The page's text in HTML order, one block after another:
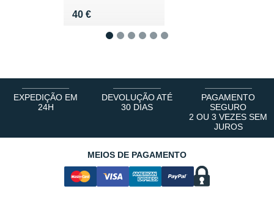
40 €
Vendu 40 €
EXPEDIÇÃO EM
24H
DEVOLUÇÃO ATÉ
30 DIAS
PAGAMENTO
SEGURO
2 OU 3 VEZES SEM
JUROS
MEIOS DE PAGAMENTO